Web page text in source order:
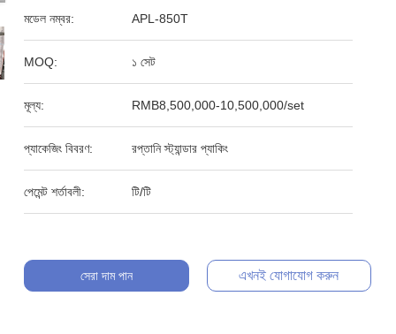
মডেল নম্বর: APL-850T
MOQ: ১ সেট
মূল্য: RMB8,500,000-10,500,000/set
প্যাকেজিং বিবরণ: রপ্তানি স্ট্যান্ডার প্যাকিং
পেমেন্ট শর্তাবলী: টি/টি
সেরা দাম পান এখনই যোগাযোগ করুন